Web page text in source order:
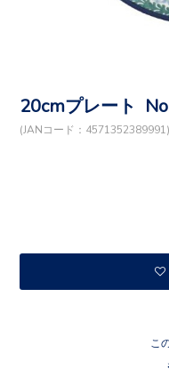
20cmプレート
(JANコード：4571352389991)
こ